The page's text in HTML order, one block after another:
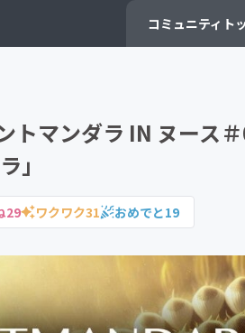
ソー
ンジ
コミュニティ ト
トマンダラ IN ヌース
」
29 ワクワク31 おめでと19